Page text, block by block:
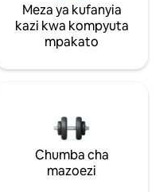
Meza ya kufanyia
kazi kwa kompyuta
mpakato
Chumba cha
mazoezi